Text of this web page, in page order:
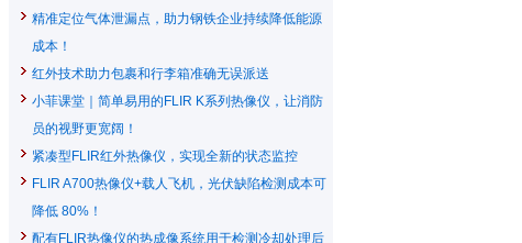
精准定位气体泄漏点，助力钢铁企业持续降低能源
成本！
红外技术助力包裹和行李箱准确无误派送
小菲课堂｜简单易用的FLIR K系列热像仪，让消防
员的视野更宽阔！
紧凑型FLIR红外热像仪，实现全新的状态监控
FLIR A700热像仪+载人飞机，光伏缺陷检测成本可
降低 80%！
配有FLIR热像仪的热成像系统用于检测冷却处理后